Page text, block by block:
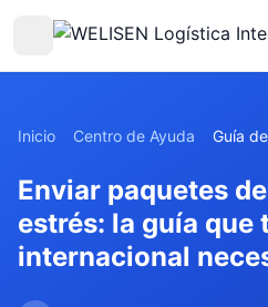
Inicio Centro de Ayuda Guía
Enviar paquetes
estrés: la guía
internacional